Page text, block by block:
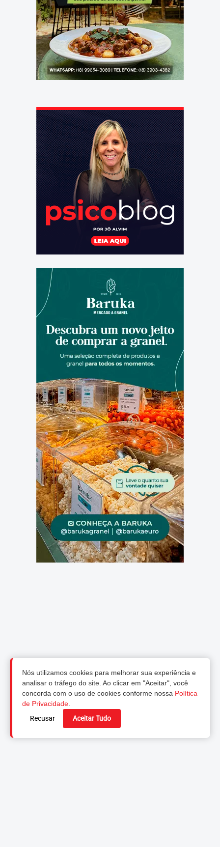
Nós utilizamos cookies para melhorar sua experiência e
analisar o tráfego do site. Ao clicar em "Aceitar", você
concorda com o uso de cookies conforme nossa Política
de Privacidade
Recusar
Aceitar Tudo